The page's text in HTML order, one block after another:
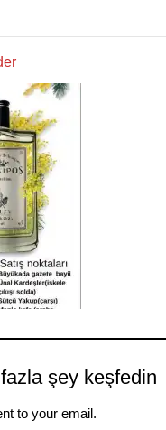
şey keşfedin
to your email.